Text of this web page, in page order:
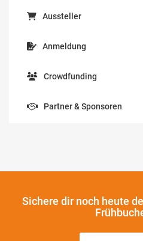
Aussteller
Anmeldung
Crowdfunding
Partner & Sponsoren
Sichere dir noch heute